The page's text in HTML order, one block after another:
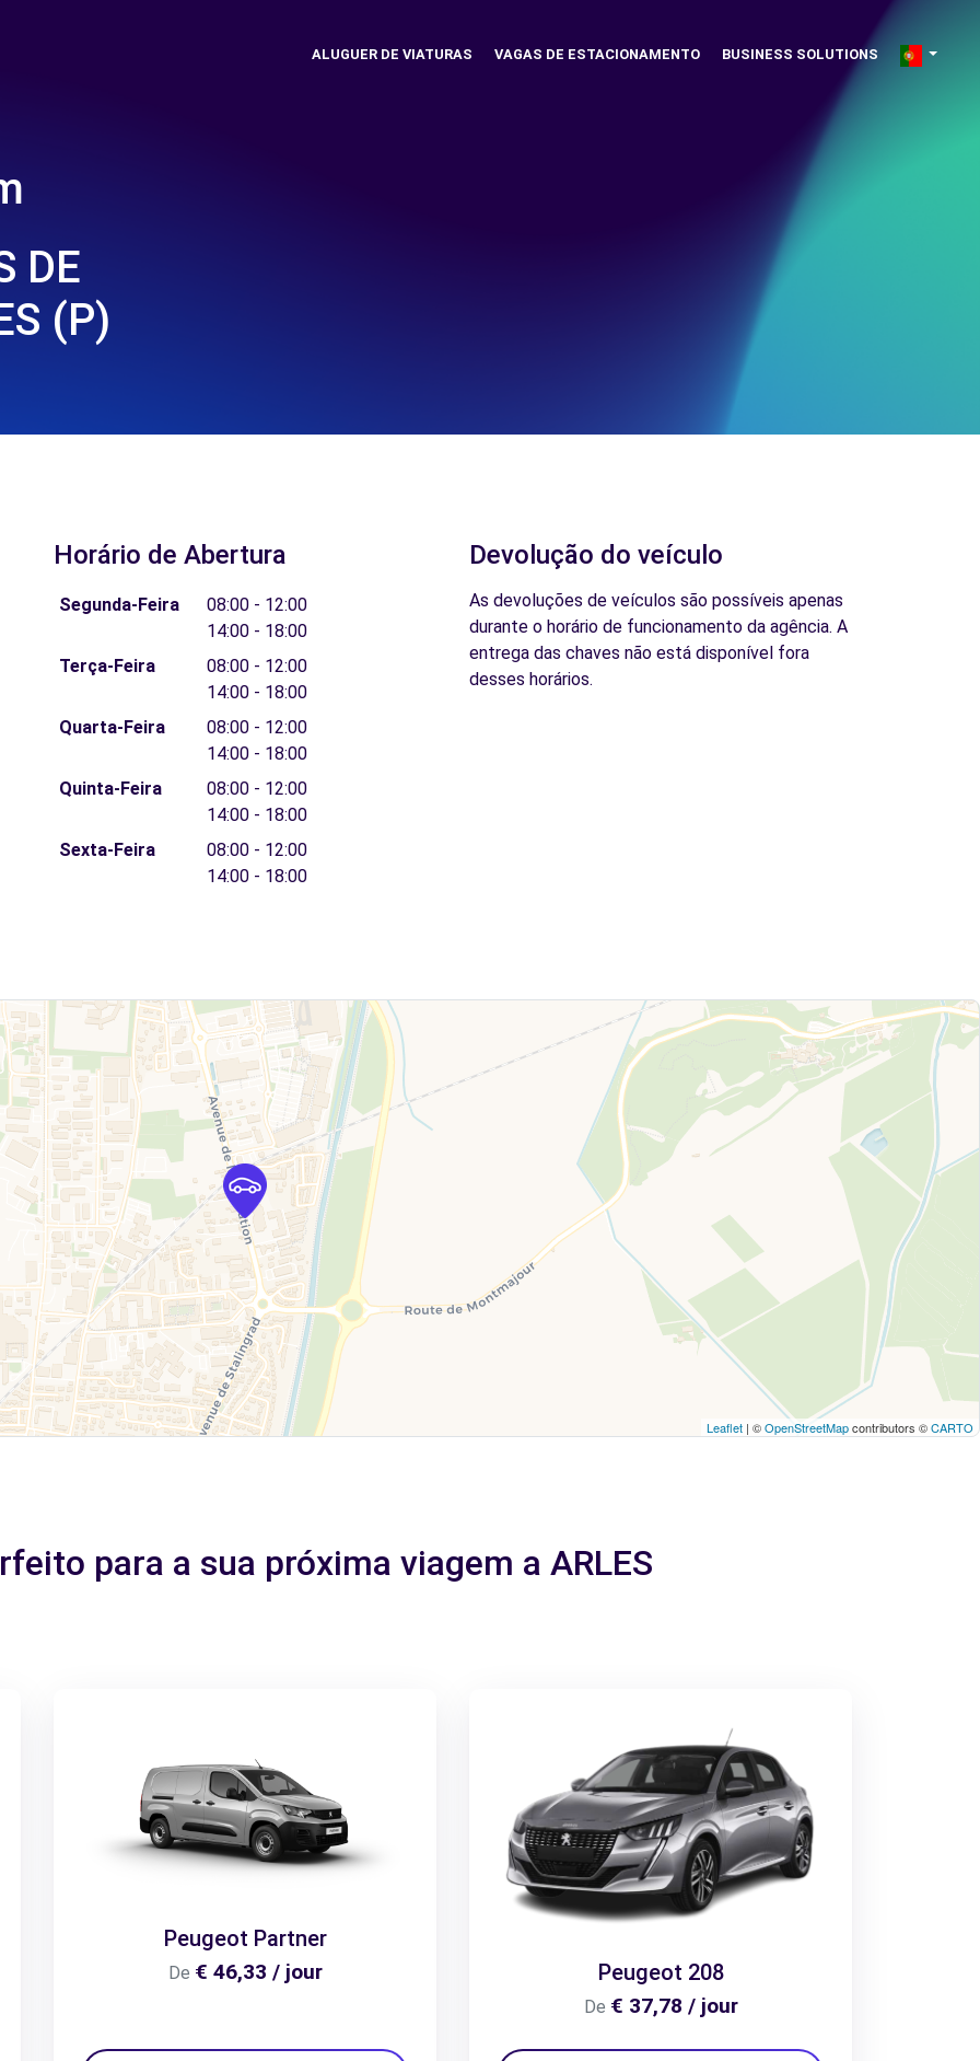
ALUGUER DE VIATURAS VAGAS DE ESTACIONAMENTO BUSINESS SOLUTIONS
DE
(P)
Horário de Abertura
Segunda-Feira
08:00 - 12:00
14:00 - 18:00
Terça-Feira
08:00 - 12:00
14:00 - 18:00
Quarta-Feira
08:00 - 12:00
14:00 - 18:00
Quinta-Feira
08:00 - 12:00
14:00 - 18:00
Sexta-Feira
08:00 - 12:00
14:00 - 18:00
Devolução do veículo
As devoluções de veículos são possíveis apenas
durante o horário de funcionamento da agência. A
entrega das chaves não está disponível fora
desses horários.
Leaflet | ©OpenStreetMapcontributors ©CARTO
para a sua próxima viagem a ARLES
Peugeot Partner
De € 46,33 / jour Peugeot 208
De € 37,78 / jour